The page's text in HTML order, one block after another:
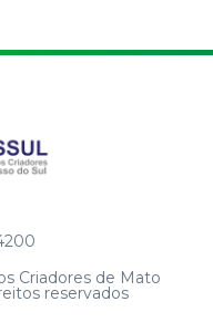
Criadores de Mato
reservados